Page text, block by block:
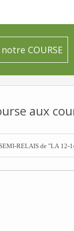
COURSE
aux
SEMI-RELAIS de "LA 12-